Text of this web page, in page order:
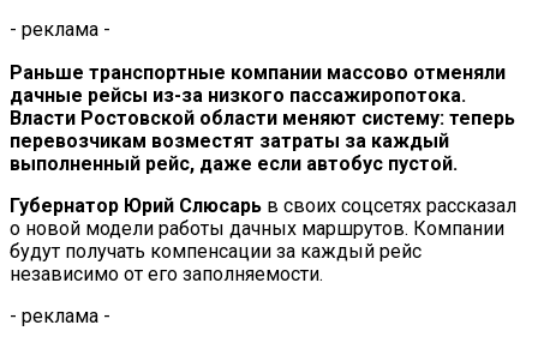
- реклама -
Раньше транспортные компании массово отменяли
дачные рейсы из-за низкого пассажиропотока.
Власти Ростовской области меняют систему: теперь
перевозчикам возместят затраты за каждый
выполненный рейс, даже если автобус пустой.
Губернатор Юрий Слюсарь в своих соцсетях рассказал
о новой модели работы дачных маршрутов. Компании
будут получать компенсации за каждый рейс
независимо от его заполняемости.
- реклама -